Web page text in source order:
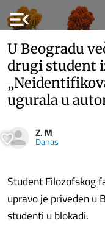
menu_open
U Beogradu
drugi student
ugurala u
Z. M
Danas
Student Filozofskog
upravo je priveden u
studenti u blokadi.